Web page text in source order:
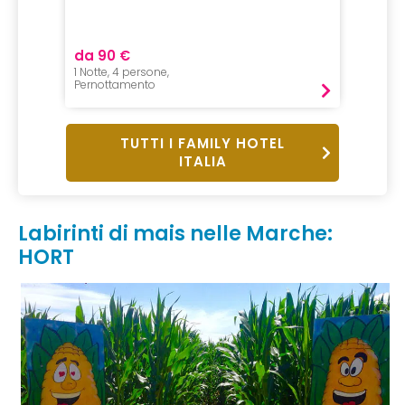
da 90 €
1 Notte, 4 persone,
Pernottamento
TUTTI I FAMILY HOTEL
ITALIA
Labirinti di mais nelle Marche:
HORT